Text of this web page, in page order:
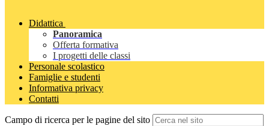
Didattica
Panoramica
Offerta formativa
I progetti delle classi
Personale scolastico
Famiglie e studenti
Informativa privacy
Contatti
Campo di ricerca per le pagine del sito